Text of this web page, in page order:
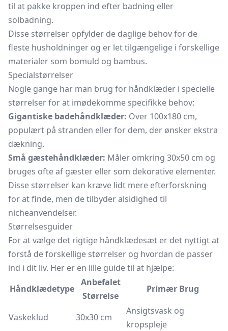
til at pakke kroppen ind efter badning eller
solbadning.
Disse størrelser opfylder de daglige behov for de
fleste husholdninger og er let tilgængelige i forskellige
materialer som bomuld og bambus.
Specialstørrelser
Nogle gange har man brug for håndklæder i specielle
størrelser for at imødekomme specifikke behov:
Gigantiske badehåndklæder: Over 100x180 cm,
populært på stranden eller for dem, der ønsker ekstra
dækning.
Små gæstehåndklæder: Måler omkring 30x50 cm og
bruges ofte af gæster eller som dekorative elementer.
Disse størrelser kan kræve lidt mere efterforskning
for at finde, men de tilbyder alsidighed til
nicheanvendelser.
Størrelsesguider
For at vælge det rigtige håndklædesæt er det nyttigt at
forstå de forskellige størrelser og hvordan de passer
ind i dit liv. Her er en lille guide til at hjælpe:
Håndklædetype
Anbefalet
Størrelse
Primær Brug
Vaskeklud 30x30 cm
Ansigtsvask og
kropspleje